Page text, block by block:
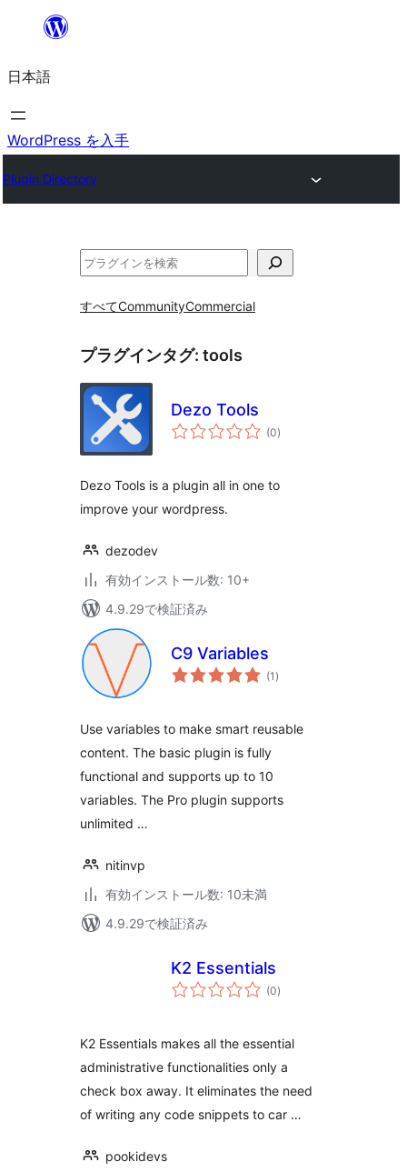
を
ス
キ
プ
日本語
WordPress を入手
Plugin Directory
検
すべてCommunityCommercial
プラグインタグ: tools
Dezo Tools
(0個
の)
Dezo Tools is a plugin all in one to
improve your wordpress.
dezodev
有効インストール数: 10+
4.9.29で検証済み
C9 Variables
(1 個
の)
Use variables to make smart reusable
content. The basic plugin is fully
functional and supports up to 10
variables. The Pro plugin supports
unlimited …
nitinvp
有効インストール数: 10未満
4.9.29で検証済み
K2 Essentials
(0個
の)
K2 Essentials makes all the essential
administrative functionalities only a
check box away. It eliminates the need
of writing any code snippets to car …
pookidevs